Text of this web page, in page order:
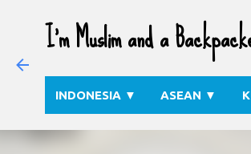
I'm Muslim and a
INDONESIA ▼ ASEAN ▼